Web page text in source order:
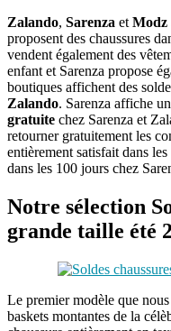
Zalando, Sarenza et Modz
proposent des chaussures
vendent également des
enfant et Sarenza propose
boutiques affichent des
Zalando. Sarenza affiche
gratuite chez Sarenza et
retourner gratuitement les
entièrement satisfait dans
dans les 100 jours chez
Notre sélection
grande taille été
Le premier modèle que
baskets montantes de la